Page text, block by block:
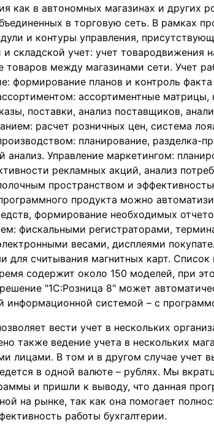
как в автономных магазинах и других
в торговую сеть. В рамках
и контуры управления,
складской учет: учет товародвижения
товаров между магазинами сети. Учет
формирование планов и контроль
ассортиментные
поставки, анализ поставщиков,
расчет розничных цен, система
планирование, разделка-
анализ. Управление маркетингом:
рекламных акций, анализ
пространством и
продукта можно
формирование необходимых
фискальными регистраторами,
весами, дисплеями
для считывания магнитных карт.
содержит около 150 моделей, при
"1С:Розница 8" может
информационной системой – с
вести учет в нескольких
также ведение учета в нескольких
лицами. В том и в другом случае учет
в одной валюте – рублях. Мы
и пришли к выводу, что данная
на рынке, так как она помогает
работы бухгалтерии.